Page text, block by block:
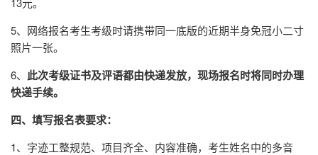
5、网络报名考生考级时请携带同一底版的近期半身免冠小二寸
照片一张。
6、 此次考级证书及评语都由快递发放，现场报名时将同时办理
快递手续。
四、填写报名表要求：
1、字迹工整规范、项目齐全、内容准确，考生姓名中的多音